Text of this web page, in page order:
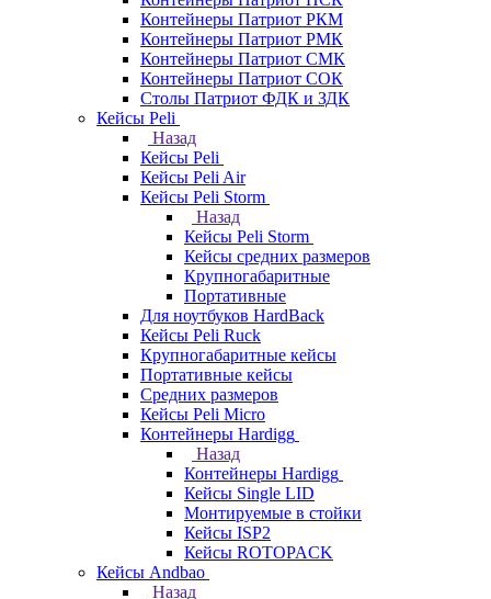
Контейнеры Патриот РКМ
Контейнеры Патриот РМК
Контейнеры Патриот СМК
Контейнеры Патриот СОК
Столы Патриот ФДК и ЗДК
Кейсы Peli
Назад
Кейсы Peli
Кейсы Peli Air
Кейсы Peli Storm
Назад
Кейсы Peli Storm
Кейсы средних размеров
Крупногабаритные
Портативные
Для ноутбуков HardBack
Кейсы Peli Ruck
Крупногабаритные кейсы
Портативные кейсы
Средних размеров
Кейсы Peli Micro
Контейнеры Hardigg
Назад
Контейнеры Hardigg
Кейсы Single LID
Монтируемые в стойки
Кейсы ISP2
Кейсы ROTOPACK
Кейсы Andbao
Назад